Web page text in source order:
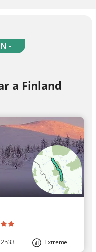
-
a Finland
Extreme